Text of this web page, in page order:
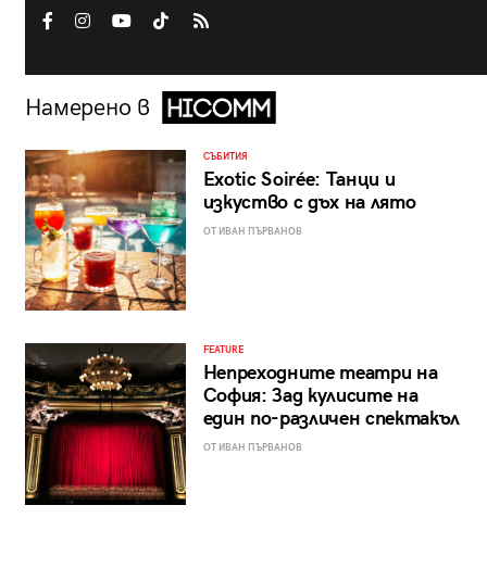
Намерено в
СЪБИТИЯ
Exotic Soirée: Танци и
изкуство с дъх на лято
ОТ ИВАН ПЪРВАНОВ
FEATURE
Непреходните театри на
София: Зад кулисите на
един по-различен спектакъл
ОТ ИВАН ПЪРВАНОВ